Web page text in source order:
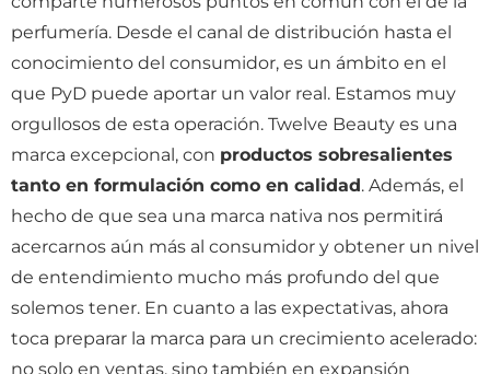
perfumería. Desde el canal de distribución hasta el
conocimiento del consumidor, es un ámbito en el
que PyD puede aportar un valor real. Estamos muy
orgullosos de esta operación. Twelve Beauty es una
marca excepcional, con productos sobresalientes
tanto en formulación como en calidad. Además, el
hecho de que sea una marca nativa nos permitirá
acercarnos aún más al consumidor y obtener un nivel
de entendimiento mucho más profundo del que
solemos tener. En cuanto a las expectativas, ahora
toca preparar la marca para un crecimiento acelerado:
no solo en ventas, sino también en expansión